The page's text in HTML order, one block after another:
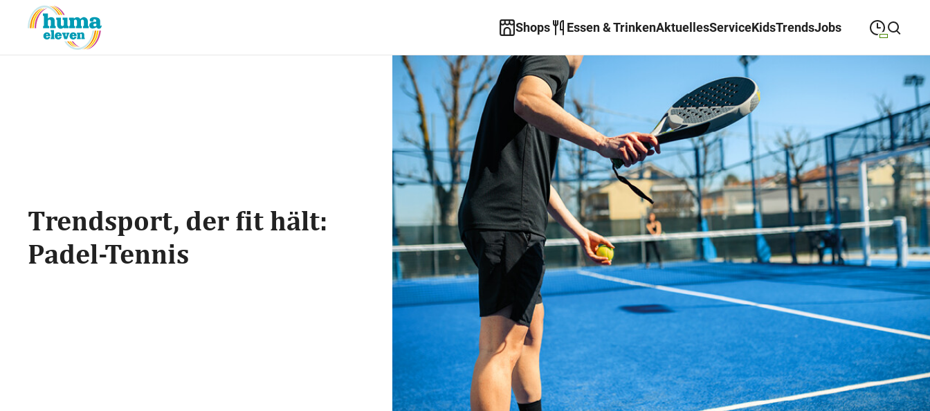
Shops Essen & TrinkenAktuellesServiceKidsTrendsJobs
Suche schließen Montag
MONTAG
Dienstag
DIENSTAG —19:00
Mittwoch
MITTWOCH 09:00—19:00
Donnerstag
DONNERSTAG 09:00—19:00
Freitag
FREITAG 09:00—19:00
Samstag
SAMSTAG 09:00—18:00
Sonderöffnungszeiten
Wegbeschreibung
Trendsport, der fit hält:
Padel-Tennis